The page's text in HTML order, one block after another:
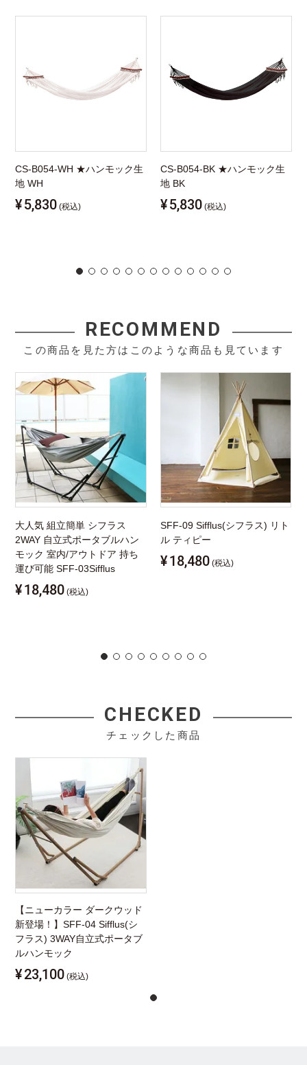
CS-B054-WH ★ハンモック生
地 WH
¥5,830 (税込)
CS-B054-BK ★ハンモック生
地 BK
¥5,830 (税込)
RECOMMEND
この商品を見た方はこのような商品も見ています
大人気 組立簡単 シフラス
2WAY 自立式ポータブルハン
モック 室内/アウトドア 持ち
運び可能 SFF-03Sifflus
¥18,480 (税込)
SFF-09 Sifflus(シフラス) リト
ル ティピー
¥18,480 (税込)
CHECKED
チェックした商品
【ニューカラー ダークウッド
新登場！】SFF-04 Sifflus(シ
フラス) 3WAY自立式ポータブ
ルハンモック
¥23,100 (税込)